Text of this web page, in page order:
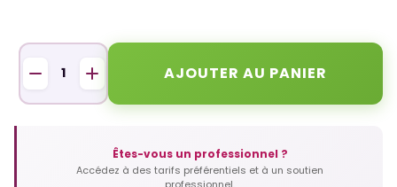
AJOUTER AU PANIER
Êtes-vous un professionnel ?
Accédez à des tarifs préférentiels et à un soutien
professionnel.